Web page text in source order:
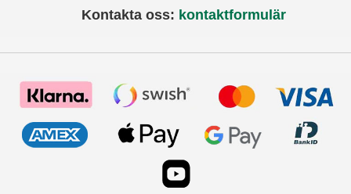
Kontakta oss: kontaktformulär